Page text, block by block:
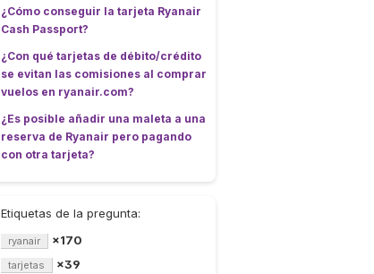
¿Cómo conseguir la tarjeta Ryanair
Cash Passport?
¿Con qué tarjetas de débito/crédito
se evitan las comisiones al comprar
vuelos en ryanair.com?
¿Es posible añadir una maleta a una
reserva de Ryanair pero pagando
con otra tarjeta?
Etiquetas de la pregunta:
ryanair ×170
tarjetas ×39